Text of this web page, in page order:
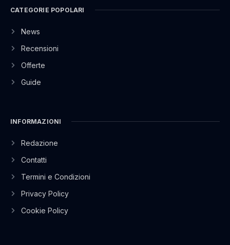
CATEGORIE POPOLARI
News
Recensioni
Offerte
Guide
INFORMAZIONI
Redazione
Contatti
Termini e Condizioni
Privacy Policy
Cookie Policy